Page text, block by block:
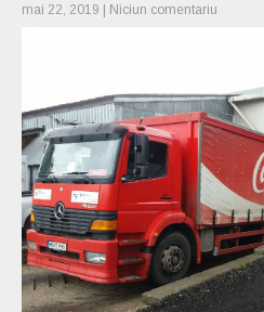
mai 22, 2019 Niciun comentariu